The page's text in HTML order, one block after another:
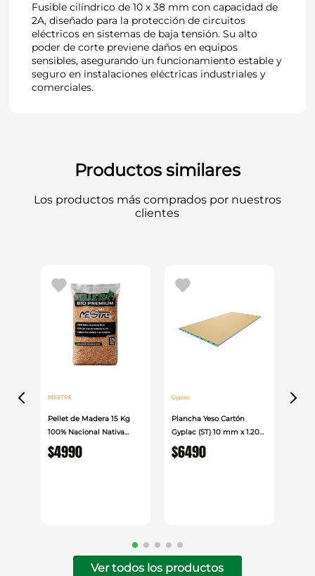
Fusible cilíndrico de 10 x 38 mm con capacidad de
2A, diseñado para la protección de circuitos
eléctricos en sistemas de baja tensión. Su alto
poder de corte previene daños en equipos
sensibles, asegurando un funcionamiento estable y
seguro en instalaciones eléctricas industriales y
comerciales.
Productos similares
Los productos más comprados por nuestros
clientes
MESTRE
Pellet de Madera 15 Kg
100% Nacional Nativa
Mestre
$4990
Gyplac
Plancha Yeso Cartón
Gyplac (ST) 10 mm x 1.20
cm x 2.40cm
$6490
Ver todos los productos